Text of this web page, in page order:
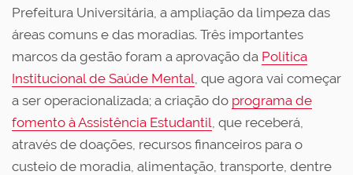
Prefeitura Universitária, a ampliação da limpeza das
áreas comuns e das moradias. Três importantes
marcos da gestão foram a aprovação da Política
Institucional de Saúde Mental, que agora vai começar
a ser operacionalizada; a criação do programa de
fomento à Assistência Estudantil, que receberá,
através de doações, recursos financeiros para o
custeio de moradia, alimentação, transporte, dentre